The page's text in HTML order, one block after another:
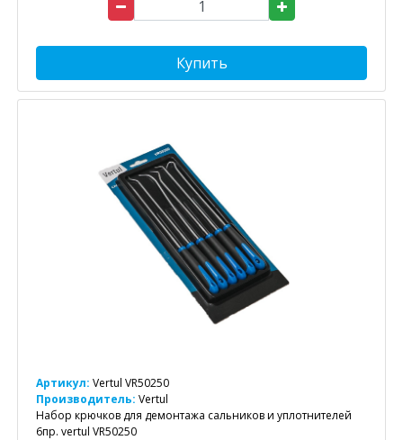
Купить
Артикул: Vertul VR50250
Производитель: Vertul
Набор крючков для демонтажа сальников и уплотнителей
6пр. vertul VR50250